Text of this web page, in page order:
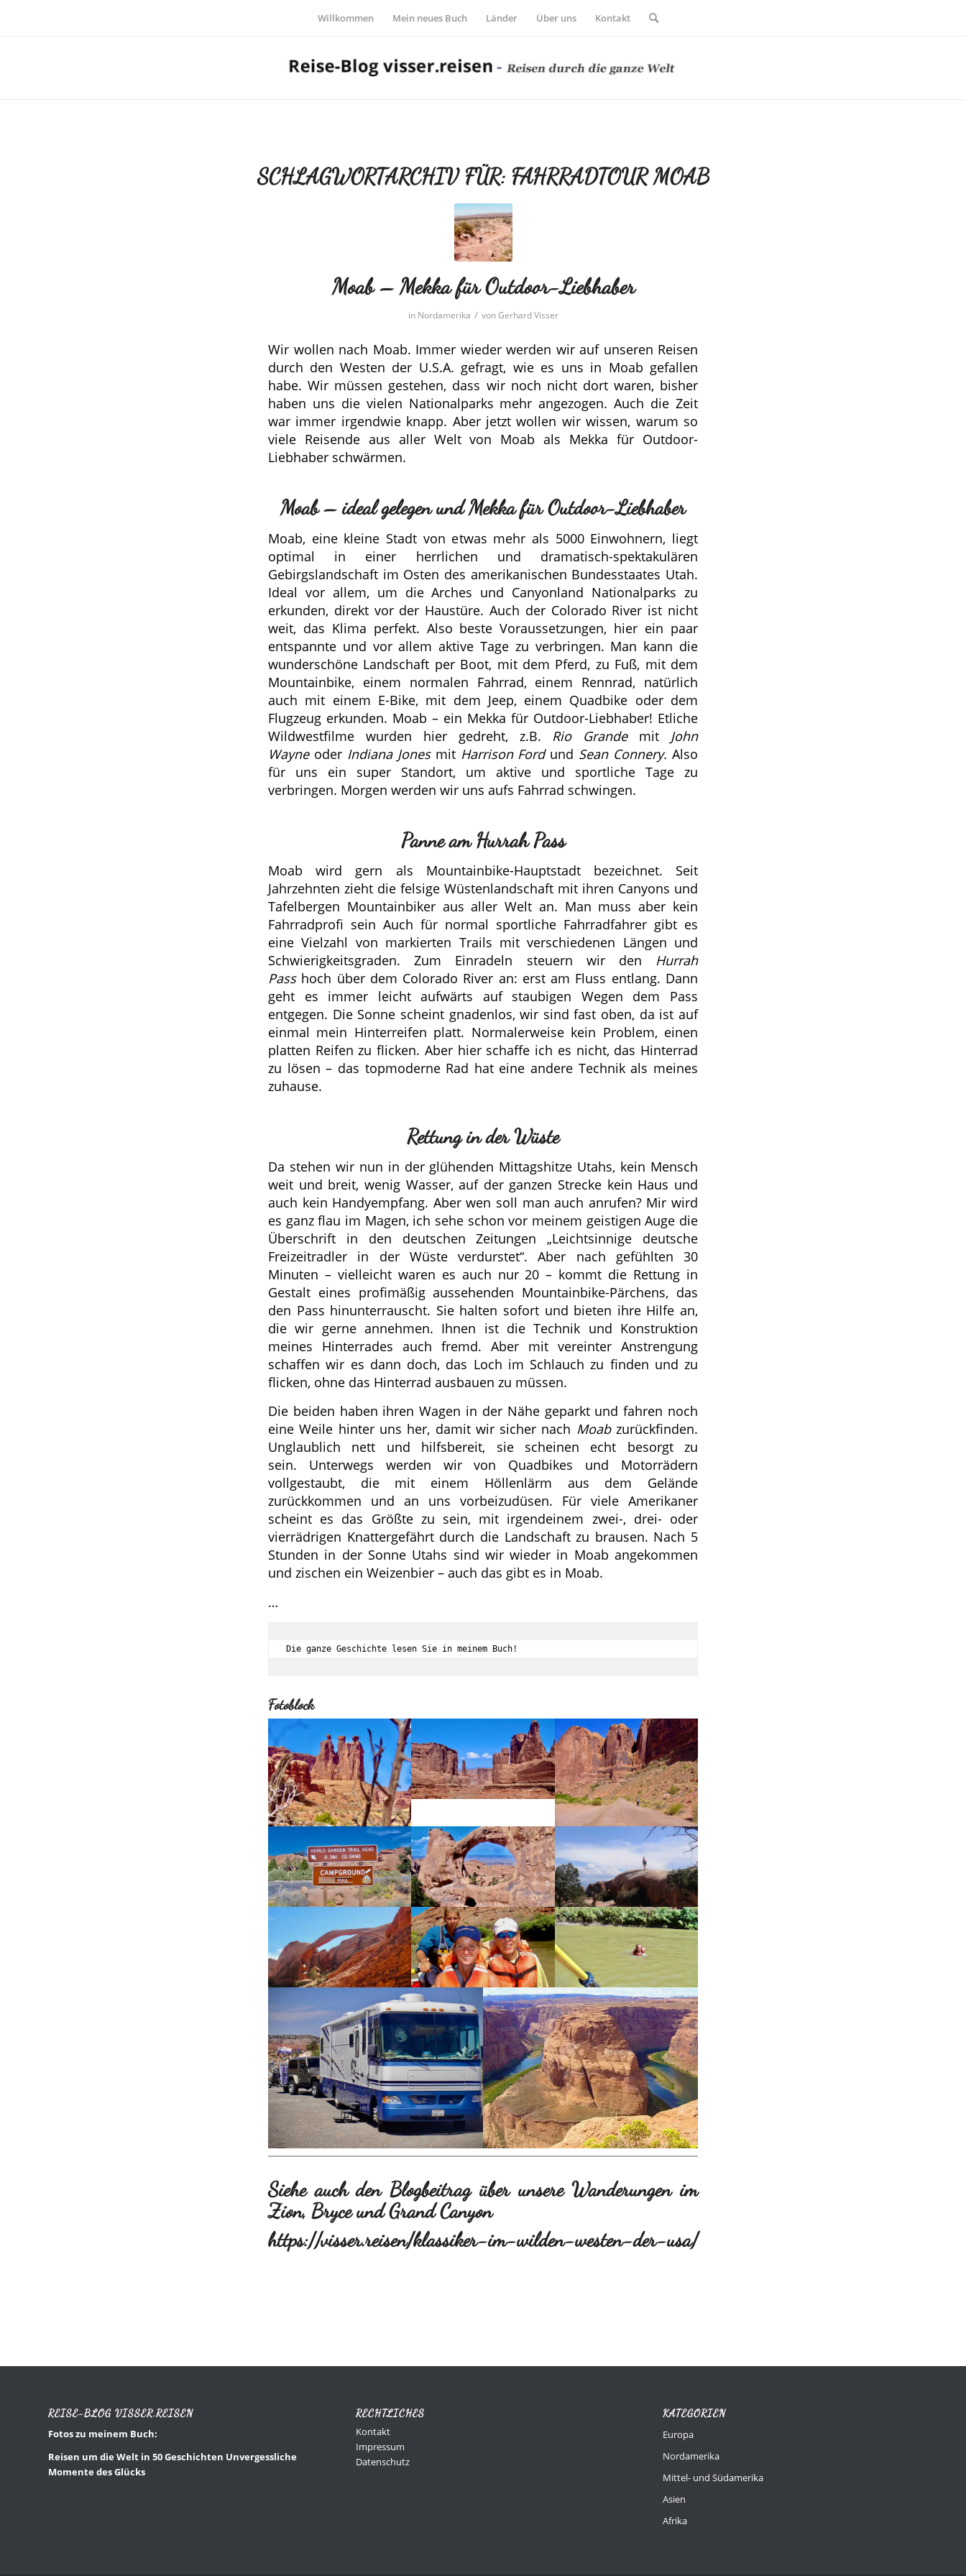
Willkommen Mein neues Buch Länder Über uns Kontakt
SCHLAGWORTARCHIV FÜR: FAHRRADTOUR MOAB
Moab – Mekka für Outdoor-Liebhaber
in Nordamerika / vonGerhard Visser
Wir wollen nach Moab. Immer wieder werden wir auf unseren Reisen
durch den Westen der U.S.A. gefragt, wie es uns in Moab gefallen
habe. Wir müssen gestehen, dass wir noch nicht dort waren, bisher
haben uns die vielen Nationalparks mehr angezogen. Auch die Zeit
war immer irgendwie knapp. Aber jetzt wollen wir wissen, warum so
viele Reisende aus aller Welt von Moab als Mekka für Outdoor-
Liebhaber schwärmen.
Moab – ideal gelegen und Mekka für Outdoor-Liebhaber
Moab, eine kleine Stadt von etwas mehr als 5000 Einwohnern, liegt
optimal in einer herrlichen und dramatisch-spektakulären
Gebirgslandschaft im Osten des amerikanischen Bundesstaates Utah.
Ideal vor allem, um die Arches und Canyonland Nationalparks zu
erkunden, direkt vor der Haustüre. Auch der Colorado River ist nicht
weit, das Klima perfekt. Also beste Voraussetzungen, hier ein paar
entspannte und vor allem aktive Tage zu verbringen. Man kann die
wunderschöne Landschaft per Boot, mit dem Pferd, zu Fuß, mit dem
Mountainbike, einem normalen Fahrrad, einem Rennrad, natürlich
auch mit einem E-Bike, mit dem Jeep, einem Quadbike oder dem
Flugzeug erkunden. Moab – ein Mekka für Outdoor-Liebhaber! Etliche
Wildwestfilme wurden hier gedreht, z.B. Rio Grande mit John
Wayne oder Indiana Jones mit Harrison Ford und Sean Connery.Also
für uns ein super Standort, um aktive und sportliche Tage zu
verbringen. Morgen werden wir uns aufs Fahrrad schwingen.
Panne am Hurrah Pass
Moab wird gern als Mountainbike-Hauptstadt bezeichnet. Seit
Jahrzehnten zieht die felsige Wüstenlandschaft mit ihren Canyons und
Tafelbergen Mountainbiker aus aller Welt an. Man muss aber kein
Fahrradprofi sein Auch für normal sportliche Fahrradfahrer gibt es
eine Vielzahl von markierten Trails mit verschiedenen Längen und
Schwierigkeitsgraden. Zum Einradeln steuern wir den Hurrah
Passhoch über dem Colorado River an: erst am Fluss entlang. Dann
geht es immer leicht aufwärts auf staubigen Wegen dem Pass
entgegen. Die Sonne scheint gnadenlos, wir sind fast oben, da ist auf
einmal mein Hinterreifen platt. Normalerweise kein Problem, einen
platten Reifen zu flicken. Aber hier schaffe ich es nicht, das Hinterrad
zu lösen – das topmoderne Rad hat eine andere Technik als meines
zuhause.
Rettung in der Wüste
Da stehen wir nun in der glühenden Mittagshitze Utahs, kein Mensch
weit und breit, wenig Wasser, auf der ganzen Strecke kein Haus und
auch kein Handyempfang. Aber wen soll man auch anrufen? Mir wird
es ganz flau im Magen, ich sehe schon vor meinem geistigen Auge die
Überschrift in den deutschen Zeitungen „Leichtsinnige deutsche
Freizeitradler in der Wüste verdurstet“. Aber nach gefühlten 30
Minuten – vielleicht waren es auch nur 20 – kommt die Rettung in
Gestalt eines profimäßig aussehenden Mountainbike-Pärchens, das
den Pass hinunterrauscht. Sie halten sofort und bieten ihre Hilfe an,
die wir gerne annehmen. Ihnen ist die Technik und Konstruktion
meines Hinterrades auch fremd. Aber mit vereinter Anstrengung
schaffen wir es dann doch, das Loch im Schlauch zu finden und zu
flicken, ohne das Hinterrad ausbauen zu müssen.
Die beiden haben ihren Wagen in der Nähe geparkt und fahren noch
eine Weile hinter uns her, damit wir sicher nach Moabzurückfinden.
Unglaublich nett und hilfsbereit, sie scheinen echt besorgt zu
sein. Unterwegs werden wir von Quadbikes und Motorrädern
vollgestaubt, die mit einem Höllenlärm aus dem Gelände
zurückkommen und an uns vorbeizudüsen. Für viele Amerikaner
scheint es das Größte zu sein, mit irgendeinem zwei-, drei- oder
vierrädrigen Knattergefährt durch die Landschaft zu brausen. Nach 5
Stunden in der Sonne Utahs sind wir wieder in Moab angekommen
und zischen ein Weizenbier – auch das gibt es in Moab.
…
Die ganze Geschichte lesen Sie in meinem Buch!
Fotoblock
Siehe auch den Blogbeitrag über unsere Wanderungen im
Zion, Bryce und Grand Canyon
https://visser.reisen/klassiker-im-wilden-westen-der-usa/
REISE-BLOG VISSER.REISEN
Fotos zu meinem Buch:
Reisen um die Welt in 50 Geschichten Unvergessliche
Momente des Glücks
RECHTLICHES
Kontakt
Impressum
Datenschutz
KATEGORIEN
Europa
Nordamerika
Mittel- und Südamerika
Asien
Afrika